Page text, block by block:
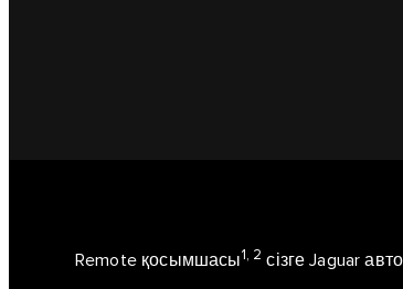
Remote қосымшасы1, 2 сізге Jaguar